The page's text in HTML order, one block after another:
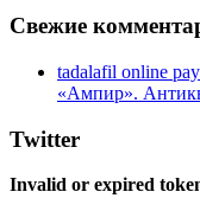
Свежие
tadalafil online
«Ампир».
Twitter
Invalid or expired